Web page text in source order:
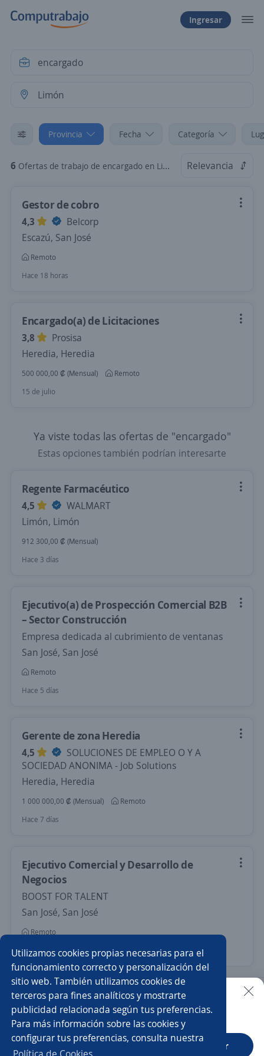
Utilizamos cookies propias necesarias para el
funcionamiento correcto y personalización del
sitio web. También utilizamos cookies de
terceros para fines analíticos y mostrarte
publicidad relacionada según tus preferencias.
Para más información sobre las cookies y
configurar tus preferencias, consulta nuestra
Ingresar
Provincia Fecha Categoría
6 Ofertas de trabajo de encargado en Limón, Limón Relevancia
Gestor de cobro
4,3
Belcorp
Escazú, San José
Remoto
Hace 18 horas
Encargado(a) de Licitaciones
3,8
Prosisa
Heredia, Heredia
500 000,00 ₡ (Mensual)
Remoto
15 de julio
Ya viste todas las ofertas de "encargado"
Estas opciones también podrían interesarte
Regente Farmacéutico
4,5
WALMART
Limón, Limón
912 300,00 ₡ (Mensual)
Hace 3 días
Ejecutivo(a) de Prospección Comercial B2B
– Sector Construcción
Empresa dedicada al cubrimiento de ventanas
San José, San José
Remoto
Hace 5 días
Gerente de zona Heredia
4,5
SOLUCIONES DE EMPLEO O Y A
SOCIEDAD ANONIMA - Job Solutions
Heredia, Heredia
1 000 000,00 ₡ (Mensual)
Remoto
Hace 7 días
Ejecutivo Comercial y Desarrollo de
Negocios
BOOST FOR TALENT
San José, San José
Remoto
28 de julio
Nuevas ofertas de empleo Avísame
Empleos similares
Encargado/a Chef
Buscar es más fácil en la app
CT App Abrir